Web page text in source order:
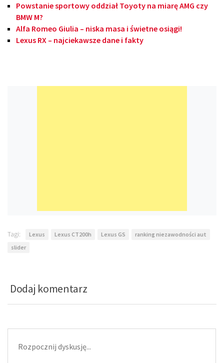
Powstanie sportowy oddział Toyoty na miarę AMG czy
BMW M?
Alfa Romeo Giulia – niska masa i świetne osiągi!
Lexus RX – najciekawsze dane i fakty
Tagi: Lexus Lexus CT200h Lexus GS
ranking niezawodności aut
slider
Dodaj komentarz